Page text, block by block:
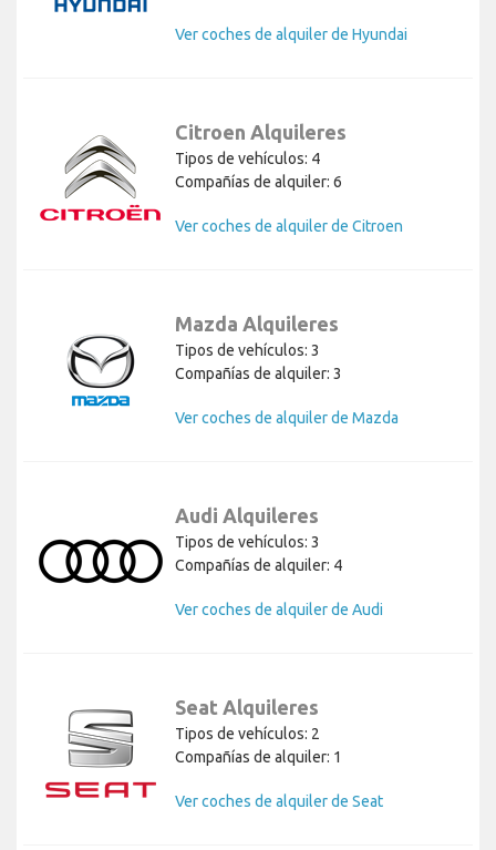
Ver coches de alquiler de Hyundai
Citroen Alquileres
Tipos de vehículos: 4
Compañías de alquiler: 6
Ver coches de alquiler de Citroen
Mazda Alquileres
Tipos de vehículos: 3
Compañías de alquiler: 3
Ver coches de alquiler de Mazda
Audi Alquileres
Tipos de vehículos: 3
Compañías de alquiler: 4
Ver coches de alquiler de Audi
Seat Alquileres
Tipos de vehículos: 2
Compañías de alquiler: 1
Ver coches de alquiler de Seat